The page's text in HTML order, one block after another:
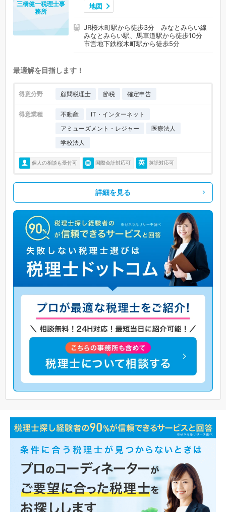
地図
JR桜木町駅から徒歩3分 みなとみらい線
みなとみらい駅、馬車道駅から徒歩10分
市営地下鉄桜木町駅から徒歩5分
三橋健一税理士事
務所
最適解を目指します！
得意分野 顧問税理士 節税 確定申告
得意業種 不動産
IT・インターネット
アミューズメント・レジャー
医療法人
学校法人
個人の相談も受付可 国際会計対応可 英語対応可
詳細を見る